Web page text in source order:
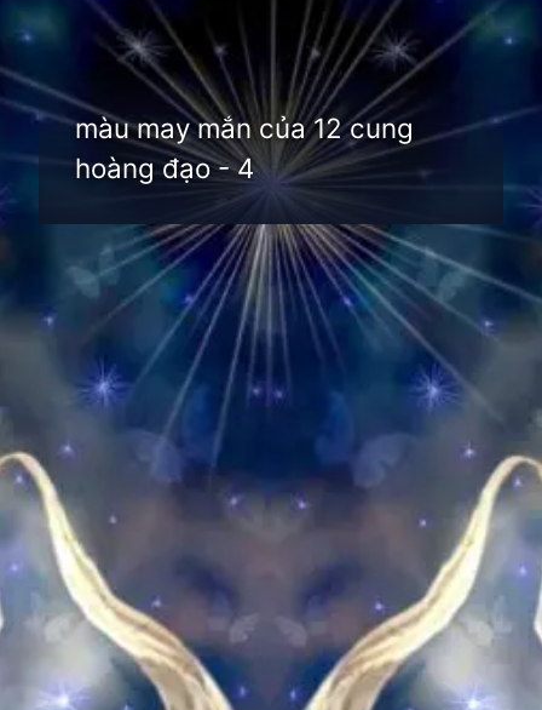
Đang mở https://thienvanhoc.edu.vn/mau-may-man-cua-12-cung-hoang-dao
màu may mắn của 12 cung
hoàng đạo - 4